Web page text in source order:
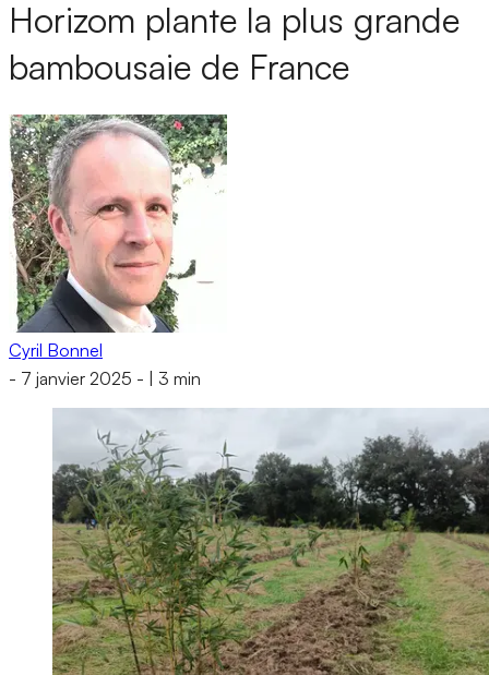
Horizom plante la plus grande
bambousaie de France
Cyril Bonnel
- 7 janvier 2025 - 3 min